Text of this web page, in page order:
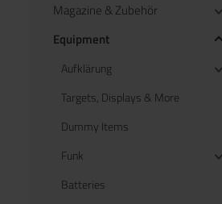
Magazine & Zubehör
Equipment
Aufklärung
Targets, Displays & More
Dummy Items
Funk
Batteries